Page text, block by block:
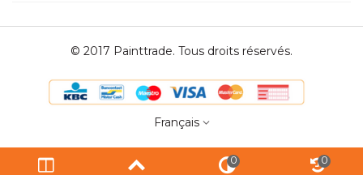
© 2017 Painttrade. Tous droits réservés.
Français
0 0